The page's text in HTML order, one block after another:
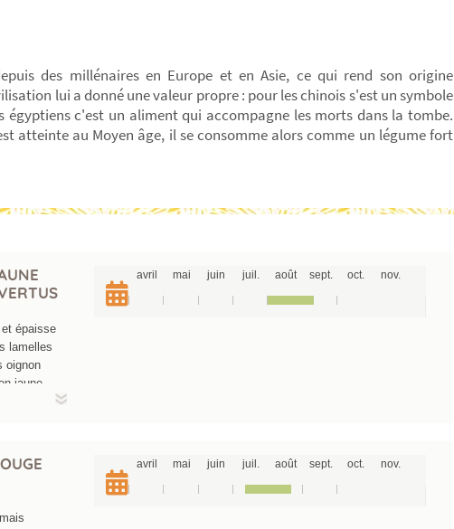
des millénaires en Europe et en Asie, ce qui rend son origine
lui a donné une valeur propre : pour les chinois s'est un symbole
égyptiens c'est un aliment qui accompagne les morts dans la tombe.
atteinte au Moyen âge, il se consomme alors comme un légume fort
et épaisse
lamelles
oignon
jaune
qualités
de
avril mai juin juil. août sept. oct. nov.
avril mai juin juil. août sept. oct. nov.